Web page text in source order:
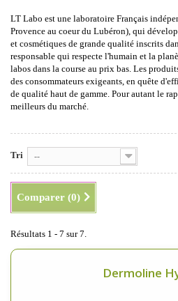
LT Labo est une laboratoire Français
Provence au coeur du Lubéron), qui
et cosmétiques de grande qualité inscrits
responsable qui respecte l'humain et la
labos dans la course au prix bas. Les
des consommateurs exigeants, en quête
de qualité haut de gamme. Pour autant le
meilleurs du marché.
Tri --
Comparer (0)
Résultats 1 - 7 sur 7.
Dermoline